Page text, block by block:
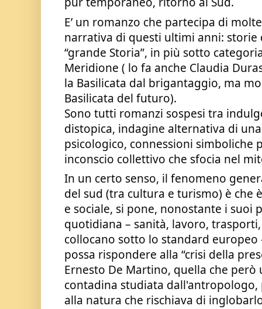
E’ un romanzo che partecipa di
narrativa di questi ultimi anni:
“grande Storia”, in più sotto
Meridione ( lo fa anche Claudia
la Basilicata dal brigantaggio, ma
Basilicata del futuro).
Sono tutti romanzi sospesi tra
distopica, indagine alternativa di
psicologico, connessioni simboliche
inconscio collettivo che sfocia nel
In un certo senso, il fenomeno
del sud (tra cultura e turismo) è che
e sociale, si pone, nonostante i
quotidiana – sanità, lavoro,
collocano sotto lo standard europeo
possa rispondere alla “crisi della
Ernesto De Martino, quella che
contadina studiata dall'antropologo,
alla natura che rischiava di